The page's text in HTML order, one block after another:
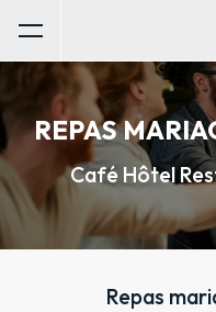
REPAS
Café Hôtel
Repas